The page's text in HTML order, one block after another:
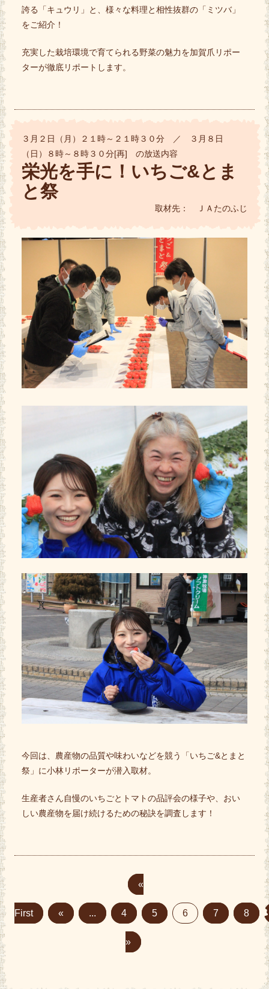
誇る「キュウリ」と、様々な料理と相性抜群の「ミツバ」
をご紹介！
充実した栽培環境で育てられる野菜の魅力を加賀爪リポー
ターが徹底リポートします。
３月２日（月）２１時～２１時３０分 ／ ３月８日
（日）８時～８時３０分[再] の放送内容
栄光を手に！いちご&とま
と祭
取材先： ＪＡたのふじ
今回は、農産物の品質や味わいなどを競う「いちご&とまと
祭」に小林リポーターが潜入取材。
生産者さん自慢のいちごとトマトの品評会の様子や、おい
しい農産物を届け続けるための秘訣を調査します！
«
First « ... 4 5 6 7 8
»